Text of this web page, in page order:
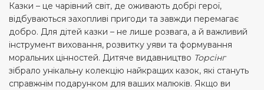
Казки – це чарівний світ, де оживають добрі герої,
відбуваються захопливі пригоди та завжди перемагає
добро. Для дітей казки – не лише розвага, а й важливий
інструмент виховання, розвитку уяви та формування
моральних цінностей. Дитяче видавництво Торсінг
зібрало унікальну колекцію найкращих казок, які стануть
справжнім подарунком для ваших малюків. Якщо ви